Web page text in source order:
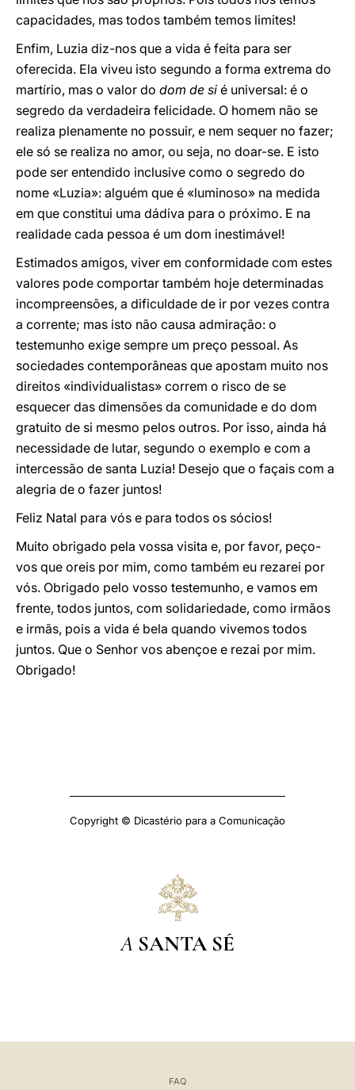
capacidades, mas todos também temos limites!
Enfim, Luzia diz-nos que a vida é feita para ser
oferecida. Ela viveu isto segundo a forma extrema do
martírio, mas o valor do dom de si é universal: é o
segredo da verdadeira felicidade. O homem não se
realiza plenamente no possuir, e nem sequer no fazer;
ele só se realiza no amor, ou seja, no doar-se. E isto
pode ser entendido inclusive como o segredo do
nome «Luzia»: alguém que é «luminoso» na medida
em que constitui uma dádiva para o próximo. E na
realidade cada pessoa é um dom inestimável!
Estimados amigos, viver em conformidade com estes
valores pode comportar também hoje determinadas
incompreensões, a dificuldade de ir por vezes contra
a corrente; mas isto não causa admiração: o
testemunho exige sempre um preço pessoal. As
sociedades contemporâneas que apostam muito nos
direitos «individualistas» correm o risco de se
esquecer das dimensões da comunidade e do dom
gratuito de si mesmo pelos outros. Por isso, ainda há
necessidade de lutar, segundo o exemplo e com a
intercessão de santa Luzia! Desejo que o façais com a
alegria de o fazer juntos!
Feliz Natal para vós e para todos os sócios!
Muito obrigado pela vossa visita e, por favor, peço-
vos que oreis por mim, como também eu rezarei por
vós. Obrigado pelo vosso testemunho, e vamos em
frente, todos juntos, com solidariedade, como irmãos
e irmãs, pois a vida é bela quando vivemos todos
juntos. Que o Senhor vos abençoe e rezai por mim.
Obrigado!
Copyright © Dicastério para a Comunicação
A SANTA SÉ
FAQ